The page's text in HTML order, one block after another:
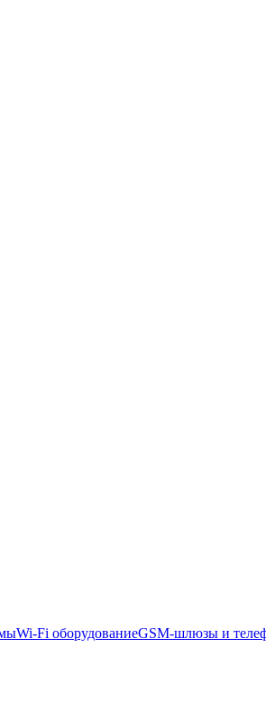
Wi-Fi оборудованиеGSM-шлюзы и